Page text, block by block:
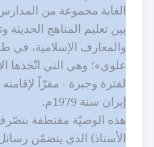
الغاية مجموعة من
بين تعليم المناهج الحديثة
والمعارف الإسلامية، في
علوي»؛ وهي التي اتّخذها
لفترة وجيزة - مقرّاً
إيران سنة 1979م.
هذه الوصيّة مقتطفة
الأستاذ) الذي يتضمّن